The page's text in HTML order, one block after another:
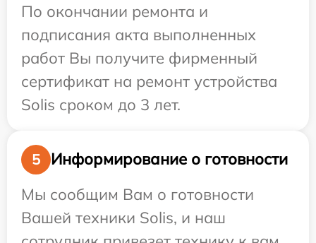
По окончании ремонта и
подписания акта выполненных
работ Вы получите фирменный
сертификат на ремонт устройства
Solis сроком до 3 лет.
5
Информирование о готовности
Мы сообщим Вам о готовности
Вашей техники Solis, и наш